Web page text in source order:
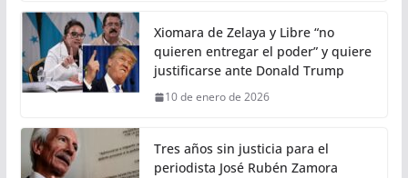
Xiomara de Zelaya y Libre “no
quieren entregar el poder” y quiere
justificarse ante Donald Trump
10 de enero de 2026
Tres años sin justicia para el
periodista José Rubén Zamora